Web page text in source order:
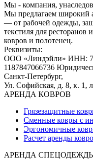
Мы - компания,
Мы предлагаем широкий
— от рабочей одежды,
текстиля для
ковров и полотенец.
Реквизиты:
ООО «Линдэйли» ИНН:
1187847066736
Санкт-Петербург,
Ул. Софийская, д. 8, к. 1,
АРЕНДА КОВРОВ
Грязезащитные
Сменные ковры с
Эргономичные
Расчет аренды
АРЕНДА